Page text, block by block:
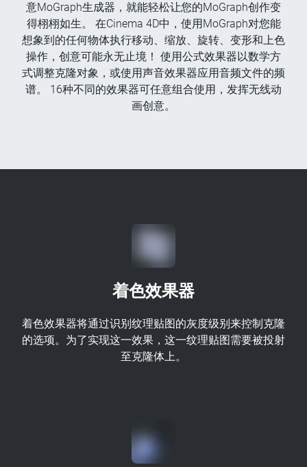
意MoGraph生成器，就能轻松让您的MoGraph创作变
得栩栩如生。 在Cinema 4D中，使用MoGraph对您能
想象到的任何物体执行移动、缩放、旋转、变形和上色
操作，创意可能永无止境！ 使用公式效果器以数学方
式调整克隆对象，或使用声音效果器应用音频文件的频
谱。 16种不同的效果器可任意组合使用，发挥无线动
画创意。
着色效果器
着色效果器将通过识别纹理贴图的灰度级别来控制克隆
的选项。为了实现这一效果，这一纹理贴图需要被投射
至克隆体上。